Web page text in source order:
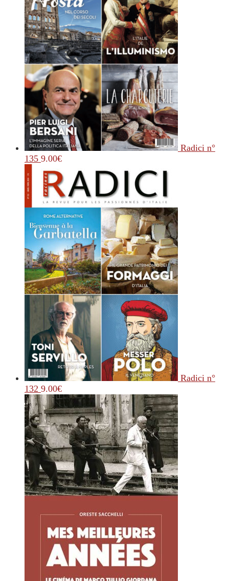
Radici n°
135 9.00€
Radici n°
132 9.00€